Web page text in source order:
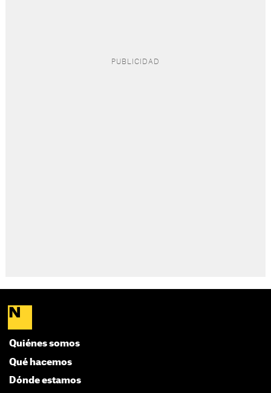
Quiénes somos
Qué hacemos
Dónde estamos